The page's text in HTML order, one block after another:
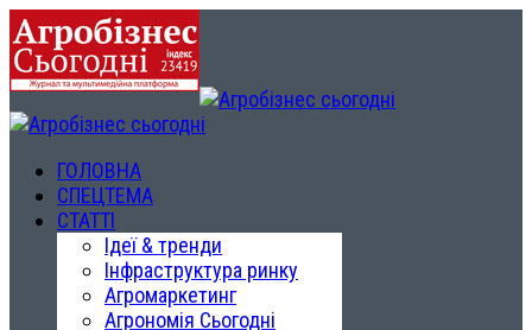
ГОЛОВНА
СПЕЦТЕМА
СТАТТІ
Ідеї & тренди
Інфраструктура ринку
Агромаркетинг
Агрономія Сьогодні